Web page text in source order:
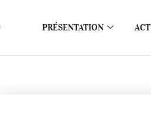
PRÉSENTATION